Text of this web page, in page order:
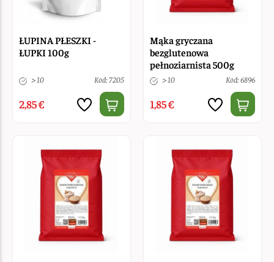
ŁUPINA PŁESZKI -
ŁUPKI 100g
> 10 Kod: 7205
2,85 €
Mąka gryczana
bezglutenowa
pełnoziarnista 500g
> 10 Kod: 6896
1,85 €